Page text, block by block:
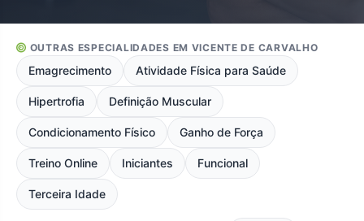
OUTRAS ESPECIALIDADES EM VICENTE DE CARVALHO
Emagrecimento Atividade Física para Saúde
Hipertrofia Definição Muscular
Condicionamento Físico Ganho de Força
Treino Online Iniciantes Funcional
Terceira Idade